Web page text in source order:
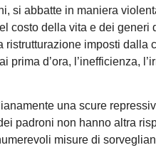
si abbatte in maniera
costo della vita e dei
ristrutturazione imposti
prima d’ora, l’inefficienza,
una scure
padroni non hanno altra
misure di